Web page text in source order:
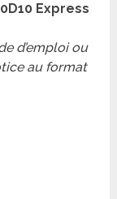
Express
d’emploi ou
au format